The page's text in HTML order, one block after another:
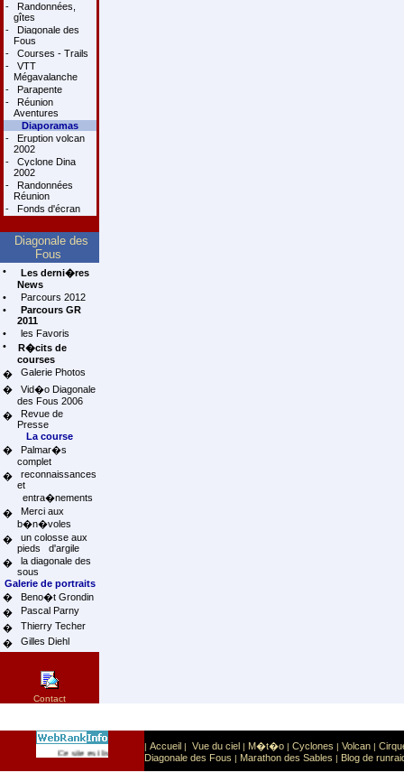
-
Randonnées,
gîtes
-
Diagonale des
Fous
-
Courses - Trails
-
VTT
Mégavalanche
-
Parapente
-
Réunion
Aventures
Diaporamas
-
Eruption volcan
2002
-
Cyclone Dina
2002
-
Randonnées
Réunion
-
Fonds d'écran
Diagonale des
Fous
•
Les derni�res
News
•
Parcours 2012
•
Parcours GR
2011
•
les Favoris
•
R�cits de
courses
�
Galerie Photos
�
Vid�o Diagonale
des Fous 2006
�
Revue de
Presse
La course
�
Palmar�s
complet
�
reconnaissances
et
entra�nements
�
Merci aux
b�n�voles
�
un colosse aux
pieds d'argile
�
la diagonale des
sous
Galerie de portraits
�
Beno�t Grondin
�
Pascal Parny
�
Thierry Techer
�
Gilles Diehl
Contact
Ce site est list� dans la cat�gorie Sport: Sports extr�mes
| Accueil | Vue du ciel | M�t�o | Cyclones | Volcan |
Diagonale des Fous | Marathon des Sables | Blog de